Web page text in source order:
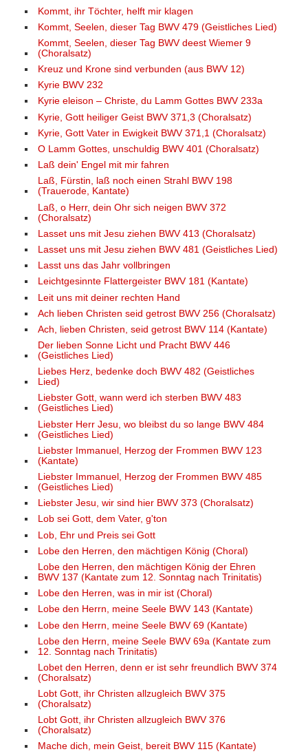
Kommt, ihr Töchter, helft mir klagen
Kommt, Seelen, dieser Tag BWV 479 (Geistliches Lied)
Kommt, Seelen, dieser Tag BWV deest Wiemer 9
(Choralsatz)
Kreuz und Krone sind verbunden (aus BWV 12)
Kyrie BWV 232
Kyrie eleison – Christe, du Lamm Gottes BWV 233a
Kyrie, Gott heiliger Geist BWV 371,3 (Choralsatz)
Kyrie, Gott Vater in Ewigkeit BWV 371,1 (Choralsatz)
O Lamm Gottes, unschuldig BWV 401 (Choralsatz)
Laß dein' Engel mit mir fahren
Laß, Fürstin, laß noch einen Strahl BWV 198
(Trauerode, Kantate)
Laß, o Herr, dein Ohr sich neigen BWV 372
(Choralsatz)
Lasset uns mit Jesu ziehen BWV 413 (Choralsatz)
Lasset uns mit Jesu ziehen BWV 481 (Geistliches Lied)
Lasst uns das Jahr vollbringen
Leichtgesinnte Flattergeister BWV 181 (Kantate)
Leit uns mit deiner rechten Hand
Ach lieben Christen seid getrost BWV 256 (Choralsatz)
Ach, lieben Christen, seid getrost BWV 114 (Kantate)
Der lieben Sonne Licht und Pracht BWV 446
(Geistliches Lied)
Liebes Herz, bedenke doch BWV 482 (Geistliches
Lied)
Liebster Gott, wann werd ich sterben BWV 483
(Geistliches Lied)
Liebster Herr Jesu, wo bleibst du so lange BWV 484
(Geistliches Lied)
Liebster Immanuel, Herzog der Frommen BWV 123
(Kantate)
Liebster Immanuel, Herzog der Frommen BWV 485
(Geistliches Lied)
Liebster Jesu, wir sind hier BWV 373 (Choralsatz)
Lob sei Gott, dem Vater, g'ton
Lob, Ehr und Preis sei Gott
Lobe den Herren, den mächtigen König (Choral)
Lobe den Herren, den mächtigen König der Ehren
BWV 137 (Kantate zum 12. Sonntag nach Trinitatis)
Lobe den Herren, was in mir ist (Choral)
Lobe den Herrn, meine Seele BWV 143 (Kantate)
Lobe den Herrn, meine Seele BWV 69 (Kantate)
Lobe den Herrn, meine Seele BWV 69a (Kantate zum
12. Sonntag nach Trinitatis)
Lobet den Herren, denn er ist sehr freundlich BWV 374
(Choralsatz)
Lobt Gott, ihr Christen allzugleich BWV 375
(Choralsatz)
Lobt Gott, ihr Christen allzugleich BWV 376
(Choralsatz)
Mache dich, mein Geist, bereit BWV 115 (Kantate)